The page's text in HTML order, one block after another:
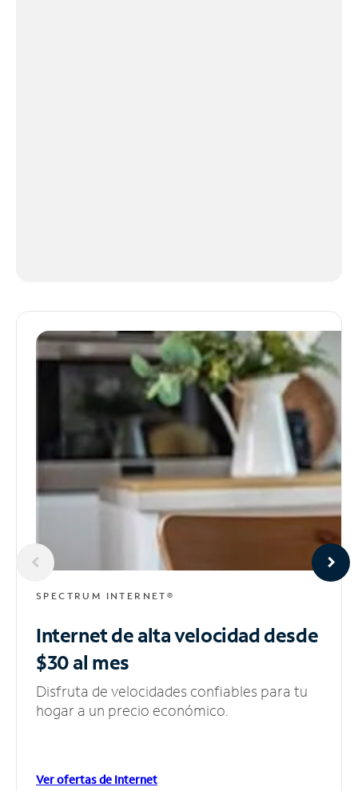
SPECTRUM INTERNET®
Internet de alta velocidaddesde
$30 al mes
Disfruta de velocidades confiables para tu
hogar a un precio económico.
Ver ofertas de Internet